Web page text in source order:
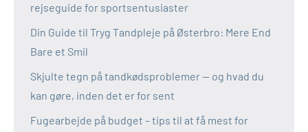
rejseguide for sportsentusiaster
Din Guide til Tryg Tandpleje på Østerbro: Mere End
Bare et Smil
Skjulte tegn på tandkødsproblemer — og hvad du
kan gøre, inden det er for sent
Fugearbejde på budget – tips til at få mest for